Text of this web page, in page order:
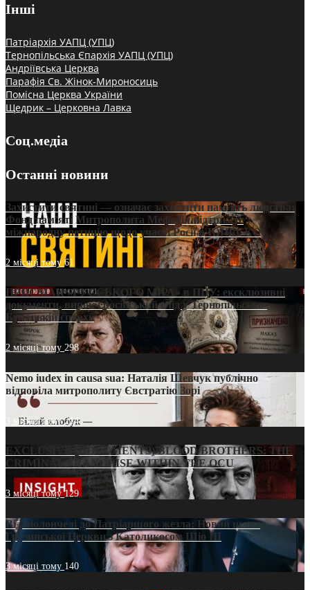
Інші
Патріархія УАПЦ (УПЦ)
Тернопільська Єпархія УАПЦ (УПЦ)
Андріївська Церква
Парафія Св. Жінок-Мироносиць
Помісна Церква України
Щедрик – Церковна Лавка
Соц.медіа
Останні новини
Захистити святині — означає захистити пам’ять людства:
Фонд пам’яті Митрополита Мефодія підтримує
міжнародну петицію щодо участі Росії в ЮНЕСКО
2 місяці тому61
ПРИСМАК «РУССЬКОГО МІРА» в ПЦУ: ексклюзивні
документи, вирок і російський слід у Тернопільсько-
Бучацькій єпархії
2 місяці тому 298
Nemo iudex in causa sua: Наталія Шевчук публічно
відповіла митрополиту Євстратію Зорі
3 місяці тому214
EXCLUSIVE (DOCUMENTS)/BLOOD BROTHERS: THE
CRIMINAL FRANCHISE WITHIN THE OCU
3 місяці тому129
Від віолончелі до Патріаршого жезла: Новий шлях
Грузинської Церкви з Католикосом Шіо III
3 місяці тому 140